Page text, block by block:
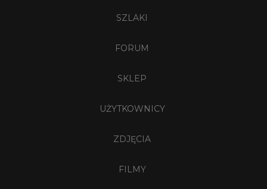
SZLAKI
FORUM
SKLEP
UŻYTKOWNICY
ZDJĘCIA
FILMY